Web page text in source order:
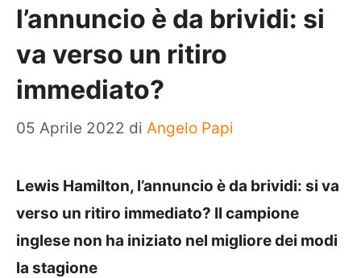
l’annuncio è da brividi: si
va verso un ritiro
immediato?
05 Aprile 2022 di Angelo Papi
Lewis Hamilton, l’annuncio è da brividi: si va
verso un ritiro immediato? Il campione
inglese non ha iniziato nel migliore dei modi
la stagione